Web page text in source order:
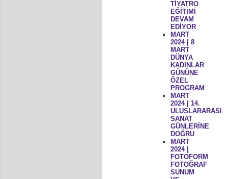
TİYATRO
EĞİTİMİ
DEVAM
EDİYOR
MART
2024 | 8
MART
DÜNYA
KADINLAR
GÜNÜNE
ÖZEL
PROGRAM
MART
2024 | 14.
ULUSLARARASI
SANAT
GÜNLERİNE
DOĞRU
MART
2024 |
FOTOFORM
FOTOĞRAF
SUNUM